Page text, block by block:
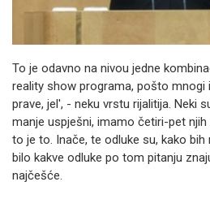
To je odavno na nivou jedne
reality show programa, pošto mnogi
prave, jel', - neku vrstu rijalitija. Neki
manje uspješni, imamo četiri-pet
to je to. Inače, te odluke su, kako
bilo kakve odluke po tom pitanju
najčešće.